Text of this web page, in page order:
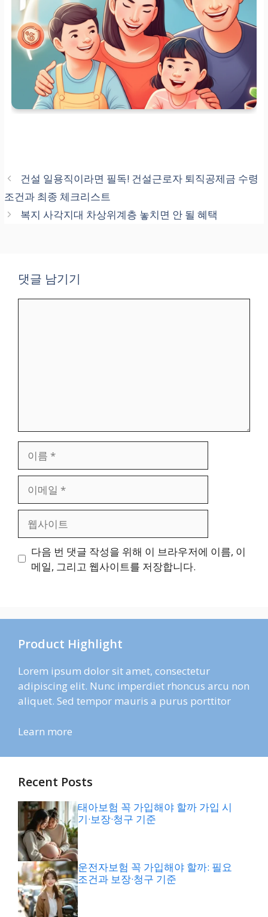
자녀 세액 공제는 2026년 연말
정산에 적용
건설 일용직이라면 필독! 건설근로자 퇴직공제금 수령
조건과 최종 체크리스트
복지 사각지대 차상위계층 놓치면 안 될 혜택
댓글 남기기
일
트
다음 번 댓글 작성을 위해 이 브라우저에 이름, 이
메일, 그리고 웹사이트를 저장합니다.
Product Highlight
Lorem ipsum dolor sit amet, consectetur
adipiscing elit. Nunc imperdiet rhoncus arcu non
aliquet. Sed tempor mauris a purus porttitor
Learn more
Recent Posts
태아보험 꼭 가입해야 할까 가입 시
기·보장·청구 기준
운전자보험 꼭 가입해야 할까: 필요
조건과 보장·청구 기준